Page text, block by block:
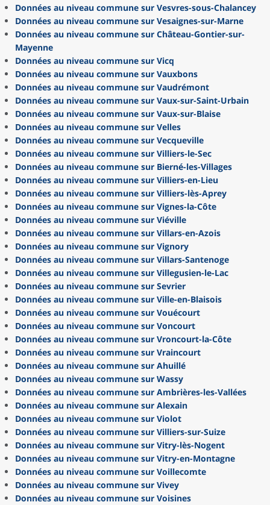
Données au niveau commune sur Vesvres-sous-Chalancey
Données au niveau commune sur Vesaignes-sur-Marne
Données au niveau commune sur Château-Gontier-sur-
Mayenne
Données au niveau commune sur Vicq
Données au niveau commune sur Vauxbons
Données au niveau commune sur Vaudrémont
Données au niveau commune sur Vaux-sur-Saint-Urbain
Données au niveau commune sur Vaux-sur-Blaise
Données au niveau commune sur Velles
Données au niveau commune sur Vecqueville
Données au niveau commune sur Villiers-le-Sec
Données au niveau commune sur Bierné-les-Villages
Données au niveau commune sur Villiers-en-Lieu
Données au niveau commune sur Villiers-lès-Aprey
Données au niveau commune sur Vignes-la-Côte
Données au niveau commune sur Viéville
Données au niveau commune sur Villars-en-Azois
Données au niveau commune sur Vignory
Données au niveau commune sur Villars-Santenoge
Données au niveau commune sur Villegusien-le-Lac
Données au niveau commune sur Sevrier
Données au niveau commune sur Ville-en-Blaisois
Données au niveau commune sur Vouécourt
Données au niveau commune sur Voncourt
Données au niveau commune sur Vroncourt-la-Côte
Données au niveau commune sur Vraincourt
Données au niveau commune sur Ahuillé
Données au niveau commune sur Wassy
Données au niveau commune sur Ambrières-les-Vallées
Données au niveau commune sur Alexain
Données au niveau commune sur Violot
Données au niveau commune sur Villiers-sur-Suize
Données au niveau commune sur Vitry-lès-Nogent
Données au niveau commune sur Vitry-en-Montagne
Données au niveau commune sur Voillecomte
Données au niveau commune sur Vivey
Données au niveau commune sur Voisines